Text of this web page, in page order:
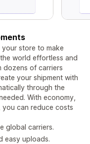
store to make
world effortless and
dozens of carriers
your shipment with
through the
With economy,
can reduce costs
global carriers.
easy uploads.